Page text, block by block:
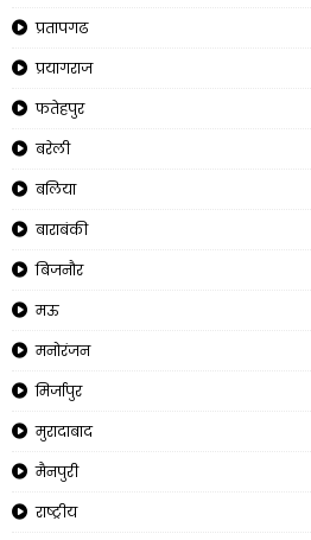
प्रतापगढ
प्रयागराज
फतेहपुर
बरेली
बलिया
बाराबंकी
बिजनौर
मऊ
मनोरंजन
मिर्जापुर
मुरादाबाद
मैनपुरी
राष्ट्रीय